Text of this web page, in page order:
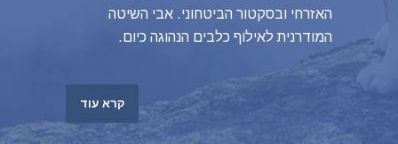
האזרחי ובסקטור הביטחוני. אבי השיטה
המודרנית לאילוף כלבים הנהוגה כיום.
קרא עוד